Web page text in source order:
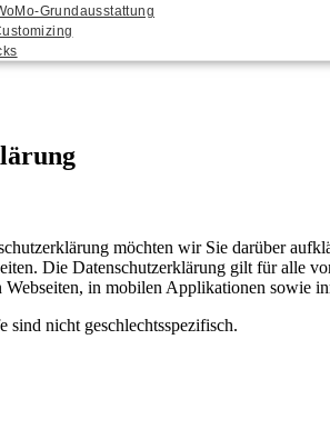
Grundausstattung
möchten wir Sie darüber
Die Datenschutzerklärung gilt für alle
Webseiten, in mobilen Applikationen sowie
sind nicht geschlechtsspezifisch.